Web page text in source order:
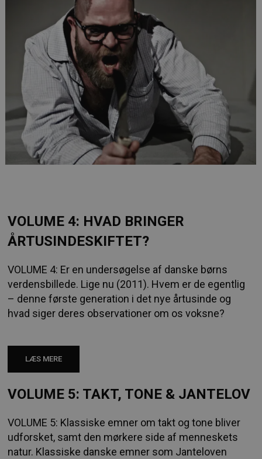
VOLUME 4: HVAD BRINGER
ÅRTUSINDESKIFTET?
VOLUME 4: Er en undersøgelse af danske børns
verdensbillede. Lige nu (2011). Hvem er de egentlig
– denne første generation i det nye årtusinde og
hvad siger deres observationer om os voksne?
LÆS MERE
VOLUME 5: TAKT, TONE & JANTELOV
VOLUME 5: Klassiske emner om takt og tone bliver
udforsket, samt den mørkere side af menneskets
natur. Klassiske danske emner som Janteloven